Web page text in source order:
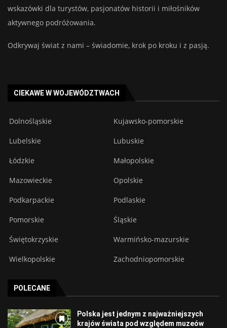
wskazówki dla turystów, pasjonatów historii i miłośników
aktywnego podróżowania.
Odkrywaj świat z nami – świadomie, krok po kroku i z pasją.
CIEKAWE W WOJEWÓDZTWACH
Dolnośląskie Kujawsko-pomorskie
Lubelskie Lubuskie
Łódzkie Małopolskie
Mazowieckie Opolskie
Podkarpackie Podlaskie
Pomorskie Śląskie
Świętokrzyskie Warmińsko-mazurskie
Wielkopolskie Zachodniopomorskie
POLECANE
Polska jest jednym z najważniejszych
krajów świata pod względem muzeów